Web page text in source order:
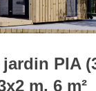
PIA
m, 6 m²